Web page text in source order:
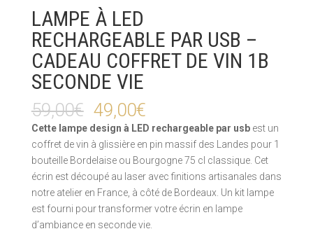
LAMPE À LED
RECHARGEABLE PAR USB –
CADEAU COFFRET DE VIN 1B
SECONDE VIE
59,00€ 49,00€
Cette lampe design à LED rechargeable par usbest un
coffret de vin à glissière en pin massif des Landes pour 1
bouteille Bordelaise ou Bourgogne 75 cl classique. Cet
écrin est découpé au laser avec finitions artisanales dans
notre atelier en France, à côté de Bordeaux. Un kit lampe
est fourni pour transformer votre écrin en lampe
d’ambiance en seconde vie.